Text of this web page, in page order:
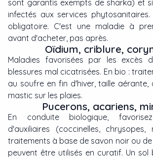
sont garantis exempts de sharka) et
infectés aux services
obligatoire. C'est une maladie à
avant d'acheter, pas après.
Oïdium, criblure,
Maladies favorisées par les excès
blessures mal cicatrisées. En bio :
au soufre en fin d'hiver, taille aérante,
mastic sur les plaies.
Pucerons, acariens,
En conduite biologique,
d'auxiliaires (coccinelles, chrysopes,
traitements à base de savon noir ou
peuvent être utilisés en curatif. Un sol